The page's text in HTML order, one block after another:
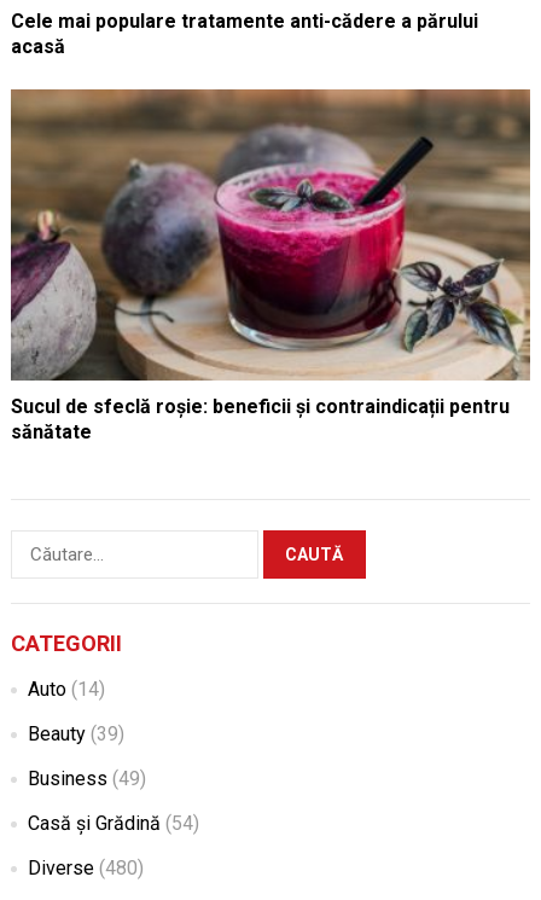
Cele mai populare tratamente anti-cădere a părului
acasă
Sucul de sfeclă roșie: beneficii și contraindicații pentru
sănătate
Caută
CATEGORII
Auto(14)
Beauty(39)
Business (49)
Casă și Grădină (54)
Diverse(480)